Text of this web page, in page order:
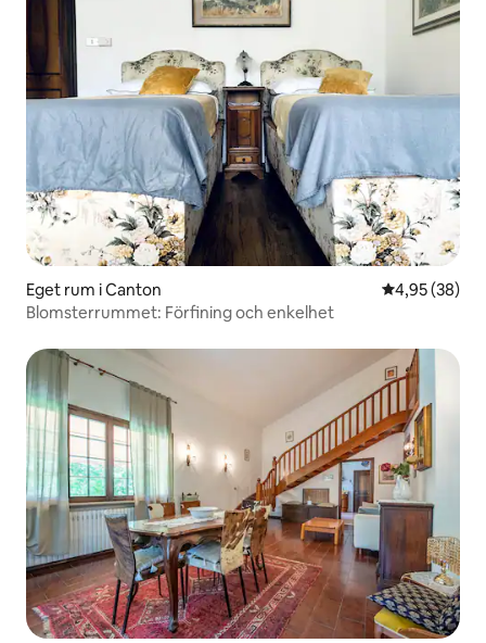
Eget rum i Canton 4,95 av 5 i
4,95 (38)
Blomsterrummet: Förfining och enkelhet